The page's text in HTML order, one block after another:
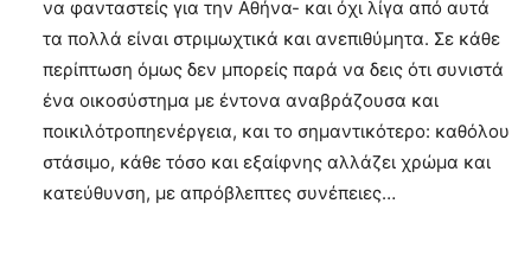
να φανταστείς για την Αθήνα- και όχι λίγα από αυτά
τα πολλά είναι στριμωχτικά και ανεπιθύμητα. Σε κάθε
περίπτωση όμως δεν μπορείς παρά να δεις ότι συνιστά
ένα οικοσύστημα με έντονα αναβράζουσα και
ποικιλότροπηενέργεια, και το σημαντικότερο: καθόλου
στάσιμο, κάθε τόσο και εξαίφνης αλλάζει χρώμα και
κατεύθυνση, με απρόβλεπτες συνέπειες…